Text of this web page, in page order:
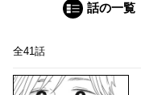
話の一覧
全41話